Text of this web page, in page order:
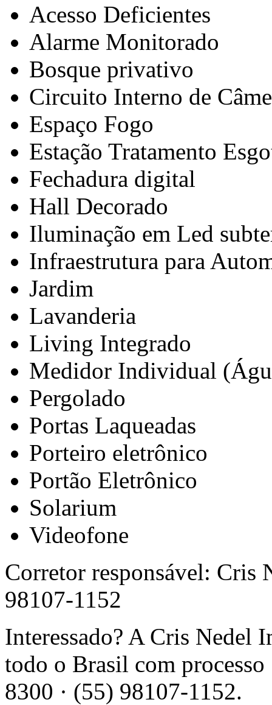
Acesso Deficientes
Alarme Monitorado
Bosque privativo
Circuito Interno de
Espaço Fogo
Estação Tratamento
Fechadura digital
Hall Decorado
Iluminação em Led
Infraestrutura para
Jardim
Lavanderia
Living Integrado
Medidor Individual
Pergolado
Portas Laqueadas
Porteiro eletrônico
Portão Eletrônico
Solarium
Videofone
Corretor responsável: Cris
98107-1152
Interessado? A Cris Nedel
todo o Brasil com
8300 · (55) 98107-1152.